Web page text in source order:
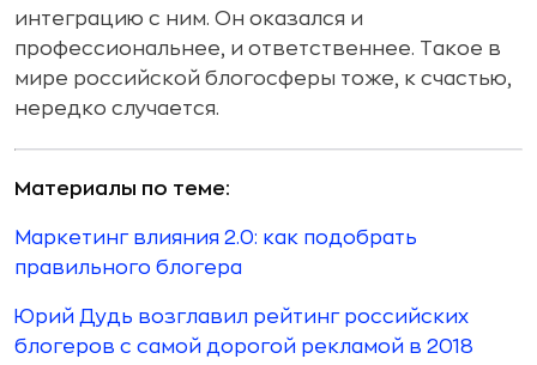
интеграцию с ним. Он оказался и
профессиональнее, и ответственнее. Такое в
мире российской блогосферы тоже, к счастью,
нередко случается.
Материалы по теме:
Маркетинг влияния 2.0: как подобрать
правильного блогера
Юрий Дудь возглавил рейтинг российских
блогеров с самой дорогой рекламой в 2018